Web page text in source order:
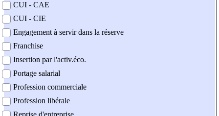
CUI - CAE
CUI - CIE
Engagement à servir dans la réserve
Franchise
Insertion par l'activ.éco.
Portage salarial
Profession commerciale
Profession libérale